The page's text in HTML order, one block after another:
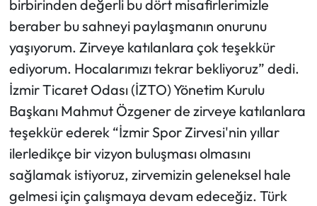
birbirinden değerli bu dört misafirlerimizle
beraber bu sahneyi paylaşmanın onurunu
yaşıyorum. Zirveye katılanlara çok teşekkür
ediyorum. Hocalarımızı tekrar bekliyoruz” dedi.
İzmir Ticaret Odası (İZTO) Yönetim Kurulu
Başkanı Mahmut Özgener de zirveye katılanlara
teşekkür ederek “İzmir Spor Zirvesi'nin yıllar
ilerledikçe bir vizyon buluşması olmasını
sağlamak istiyoruz, zirvemizin geleneksel hale
gelmesi için çalışmaya devam edeceğiz. Türk